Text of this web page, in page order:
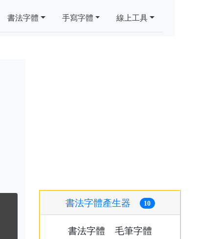
書法字體 手寫字體 線上工具
書法字體產生器 10
書法字體
毛筆字體